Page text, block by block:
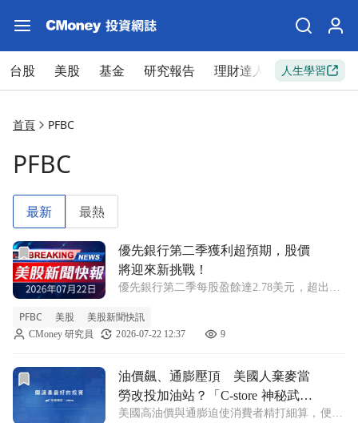
台股 美股 基金 研究報告 理財達人 新手入門
人生學習
首頁 PFBC
PFBC
最新 最熱
前往優先銀行第二季獲利超預期，股價將迎來新挑戰！文章頁
優先銀行第二季獲利超預期，股價
將迎來新挑戰！
優先銀行第二季每股盈餘達2.78美元，超出市
者關注。 PFBC -0.78% 在最新的財報中，優
先銀行（Preferred Bank, PFBC）宣佈其第二季
PFBC 美股 美股新聞快訊
CMoney 研究員 2026-07-22 12:37 9
前往油價飆、通膨壓頂 美國人棄麥當勞改投加油站？「C-
油價飆、通膨壓頂 美國人棄麥當
勞改投加油站？「C-store 神秘武
器」正蠶食速食王國
美國高油價與通膨迫使消費者精打細算，便利